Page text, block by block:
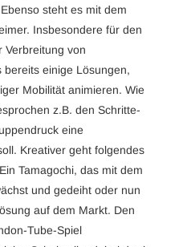
steht es mit dem
Insbesondere für den
Verbreitung von
bereits einige Lösungen,
Mobilität animieren. Wie
z.B. den Schritte-
eine
Kreativer geht folgendes
Tamagochi, das mit dem
und gedeiht oder nun
auf dem Markt. Den
Tube-Spiel